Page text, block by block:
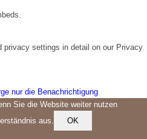
privacy settings in detail on our Privacy
nur die Benachrichtigung
Sie die Website weiter nutzen
aus.
OK